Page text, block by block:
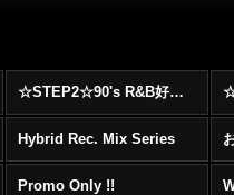
☆STEP2☆90's R&B好きに自信を持ってオススメ出来る00's R&B Best 100 !!!
Hybrid Rec. Mix Series
Promo Only !!